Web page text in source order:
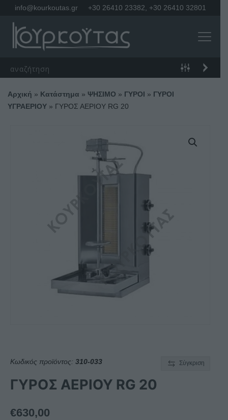
info@kourkoutas.gr +30 26410 23382 +30 26410 32801
Αρχική » Κατάστημα » ΨΗΣΙΜΟ » ΓΥΡΟΙ » ΓΥΡΟΙ
ΥΓΡΑΕΡΙΟΥ » ΓΥΡΟΣ ΑΕΡΙΟΥ RG 20
Κωδικός προϊόντος: 310-033 Σύγκριση
ΓΥΡΟΣ ΑΕΡΙΟΥ RG 20
€630,00